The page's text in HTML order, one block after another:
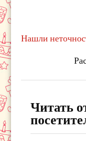
Нашли
Читать